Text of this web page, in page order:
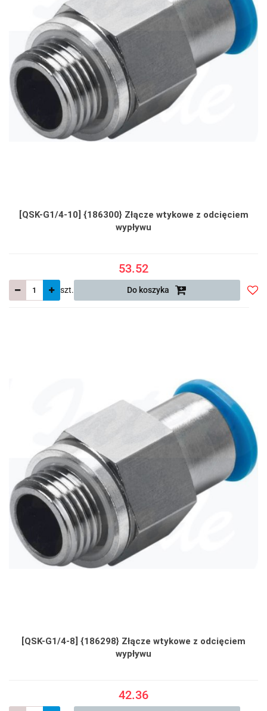
[QSK-G1/4-10] {186300} Złącze wtykowe z odcięciem
wypływu
53.52
szt. Do koszyka
[QSK-G1/4-8] {186298} Złącze wtykowe z odcięciem
wypływu
42.36